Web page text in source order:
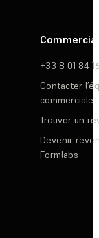
Commercial
+33 8 01 84
Contacter
commerciale
Trouver un
Devenir
Formlabs